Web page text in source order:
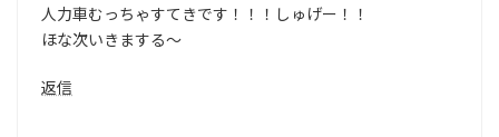
人力車むっちゃすてきです！！！しゅげー！！
ほな次いきまする～
返信